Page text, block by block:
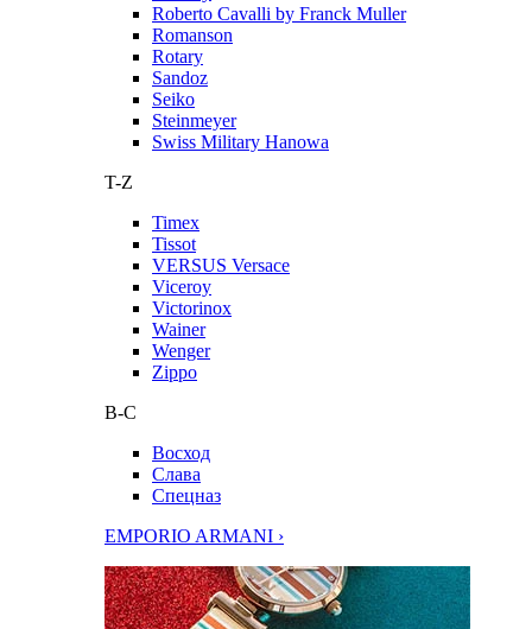
Roberto Cavalli by Franck Muller
Romanson
Rotary
Sandoz
Seiko
Steinmeyer
Swiss Military Hanowa
T-Z
Timex
Tissot
VERSUS Versace
Viceroy
Victorinox
Wainer
Wenger
Zippo
В-С
Восход
Слава
Спецназ
EMPORIO ARMANI ›